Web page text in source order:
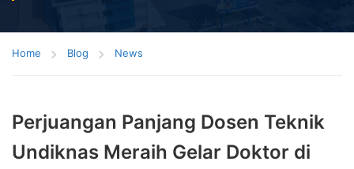
Home Blog News
Perjuangan Panjang Dosen Teknik
Undiknas Meraih Gelar Doktor di